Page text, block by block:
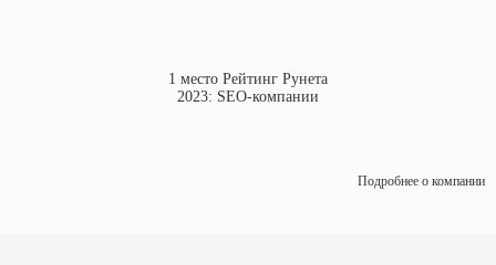
1 место Рейтинг Рунета
2023: SEO-компании
Подробнее о компании